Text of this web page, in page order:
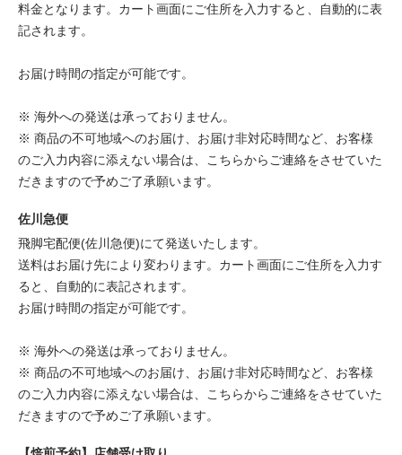
料金となります。カート画面にご住所を入力すると、自動的に表
記されます。
お届け時間の指定が可能です。
※ 海外への発送は承っておりません。
※ 商品の不可地域へのお届け、お届け非対応時間など、お客様
のご入力内容に添えない場合は、こちらからご連絡をさせていた
だきますので予めご了承願います。
佐川急便
飛脚宅配便(佐川急便)にて発送いたします。
送料はお届け先により変わります。カート画面にご住所を入力す
ると、自動的に表記されます。
お届け時間の指定が可能です。
※ 海外への発送は承っておりません。
※ 商品の不可地域へのお届け、お届け非対応時間など、お客様
のご入力内容に添えない場合は、こちらからご連絡をさせていた
だきますので予めご了承願います。